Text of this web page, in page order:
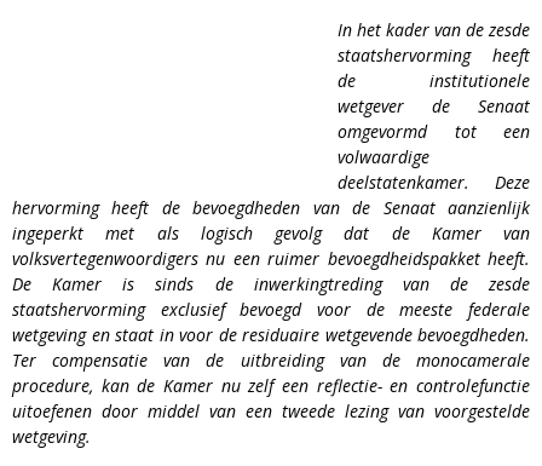
In het kader van de zesde
staatshervorming heeft
de institutionele
wetgever de Senaat
omgevormd tot een
volwaardige
deelstatenkamer. Deze
hervorming heeft de bevoegdheden van de Senaat aanzienlijk
ingeperkt met als logisch gevolg dat de Kamer van
volksvertegenwoordigers nu een ruimer bevoegdheidspakket heeft.
De Kamer is sinds de inwerkingtreding van de zesde
staatshervorming exclusief bevoegd voor de meeste federale
wetgeving en staat in voor de residuaire wetgevende bevoegdheden.
Ter compensatie van de uitbreiding van de monocamerale
procedure, kan de Kamer nu zelf een reflectie- en controlefunctie
uitoefenen door middel van een tweede lezing van voorgestelde
wetgeving.